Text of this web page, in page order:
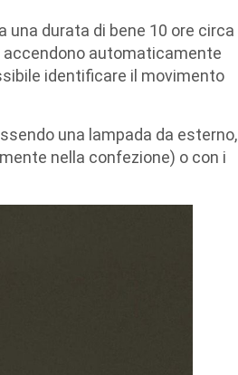
una durata di bene 10 ore circa
automaticamente
identificare il movimento
una lampada da esterno,
nella confezione) o con i